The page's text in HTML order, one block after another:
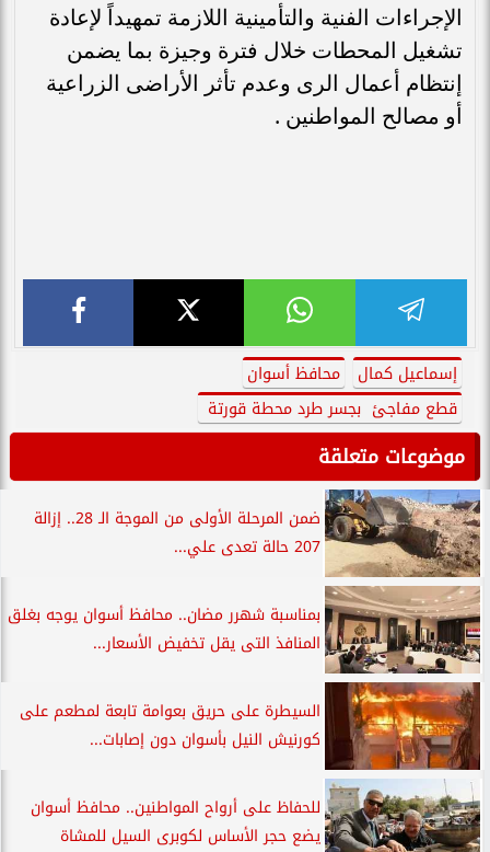
الإجراءات الفنية والتأمينية اللازمة تمهيداً لإعادة
تشغيل المحطات خلال فترة وجيزة بما يضمن
إنتظام أعمال الرى وعدم تأثر الأراضى الزراعية
أو مصالح المواطنين .
إسماعيل كمال
محافظ أسوان
قطع مفاجئ بجسر طرد محطة قورتة
موضوعات متعلقة
ضمن المرحلة الأولى من الموجة الـ 28.. إزالة
207 حالة تعدى علي...
بمناسبة شهرر مضان.. محافظ أسوان يوجه بغلق
المنافذ التى يقل تخفيض الأسعار...
السيطرة على حريق بعوامة تابعة لمطعم على
كورنيش النيل بأسوان دون إصابات...
للحفاظ على أرواح المواطنين.. محافظ أسوان
يضع حجر الأساس لكوبرى السيل للمشاة